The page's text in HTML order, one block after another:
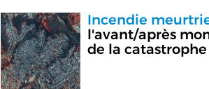
Incendie
l'avant/après
de la catastrophe